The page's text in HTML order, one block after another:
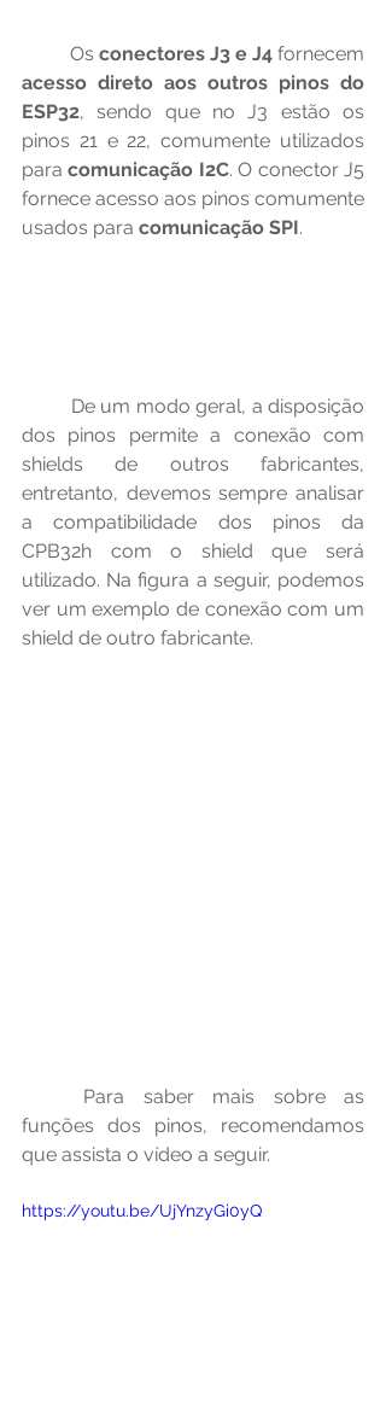
	Os
conectores J3 e J4
acesso direto aos outros pinos do
ESP32, sendo que no J3 estão os
pinos 21 e 22, comumente utilizados
para comunicação I2C. O conector J5
fornece acesso aos pinos comumente
usados para comunicação SPI.
dos pinos permite a conexão com
shields de outros fabricantes,
entretanto, devemos sempre analisar
a compatibilidade dos pinos da
CPB32h com o shield que será
utilizado. Na figura a seguir, podemos
ver um exemplo de conexão com um
shield de outro fabricante.
funções dos pinos, recomendamos
que assista o vídeo a seguir.
https://youtu.be/UjYnzyGi0yQ